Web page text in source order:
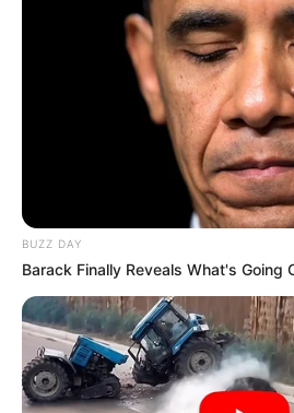
El
las
El
a
2026
BUZZ DAY
Barack Finally Reveals What's Going